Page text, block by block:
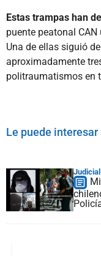
Estas trampas han
puente peatonal
Una de ellas siguió
aproximadamente
politraumatismos en
Le puede interesar
Judicial